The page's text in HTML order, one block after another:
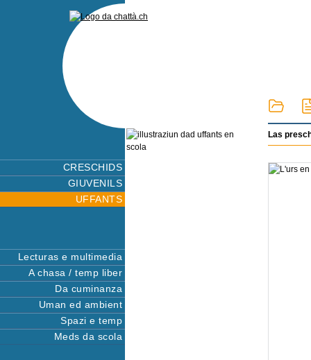
CRESCHIDS
GIUVENILS
UFFANTS
Lecturas e multimedia
A chasa / temp liber
Da cuminanza
Uman ed ambient
Spazi e temp
Meds da scola
Las